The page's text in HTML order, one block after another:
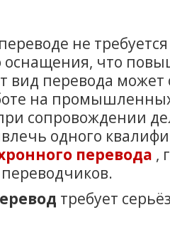
не требуется
оснащения, что
вид перевода может
на
сопровождении
одного
перевода ,
требует